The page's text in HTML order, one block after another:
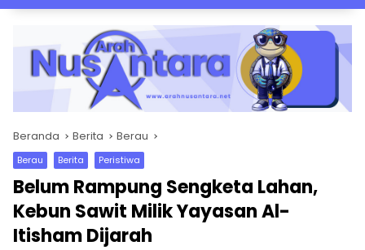
Beranda Berita Berau
Berau Berita Peristiwa
Belum Rampung Sengketa Lahan,
Kebun Sawit Milik Yayasan Al-
Itisham Dijarah